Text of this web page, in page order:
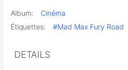
Album:
Cinéma
Étiquettes:
#Mad Max Fury Road
DETAILS